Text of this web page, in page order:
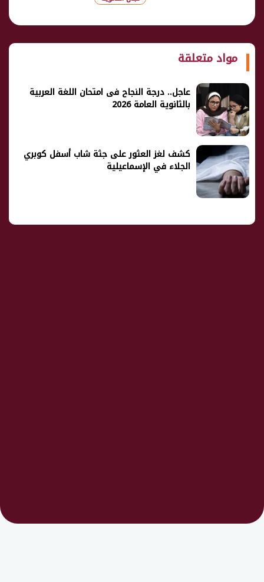
مواد متعلقة
عاجل.. درجة النجاح فى امتحان اللغة العربية
بالثانوية العامة 2026
كشف لغز العثور على جثة شاب أسفل كوبري
الجلاء في الإسماعيلية